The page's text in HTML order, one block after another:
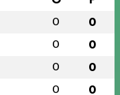
0 0
0 0
0 0
0 0